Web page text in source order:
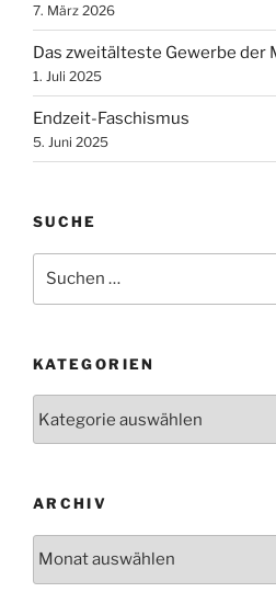
7. März 2026
Das zweitälteste Gewerbe der
1. Juli 2025
Endzeit-Faschismus
5. Juni 2025
SUCHE
nach:
KATEGORIEN
ARCHIV